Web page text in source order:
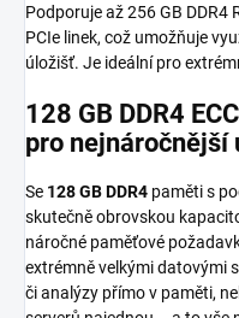
Podporuje až 256 GB DDR4
PCIe linek, což umožňuje
úložišť. Je ideální pro
128 GB DDR4
pro nejnáročnější
Se 128 GB DDR4 paměti s
skutečně obrovskou
náročné paměťové
extrémně velkými datovými
či analýzy přímo v paměti,